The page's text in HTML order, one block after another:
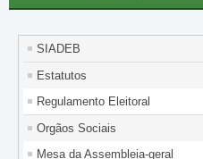
SIADEB
Estatutos
Regulamento Eleitoral
Orgãos Sociais
Mesa da Assembleia-geral